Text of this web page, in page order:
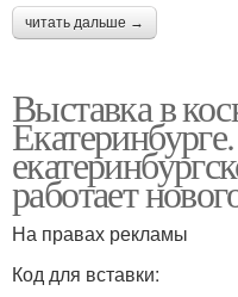
читать дальше →
Выставка в
работает
На правах рекламы
Код для вставки: